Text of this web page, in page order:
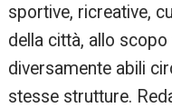
sportive, ricreative,
della città, allo
diversamente abili
stesse strutture.